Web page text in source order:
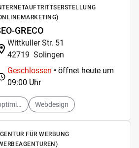
GRECO
Wittkuller Str. 51
42719 Solingen
Geschlossen • öffnet heute um
09:00 Uhr
Suchmaschinenoptimierung Webdesign
FÜR WERBUNG